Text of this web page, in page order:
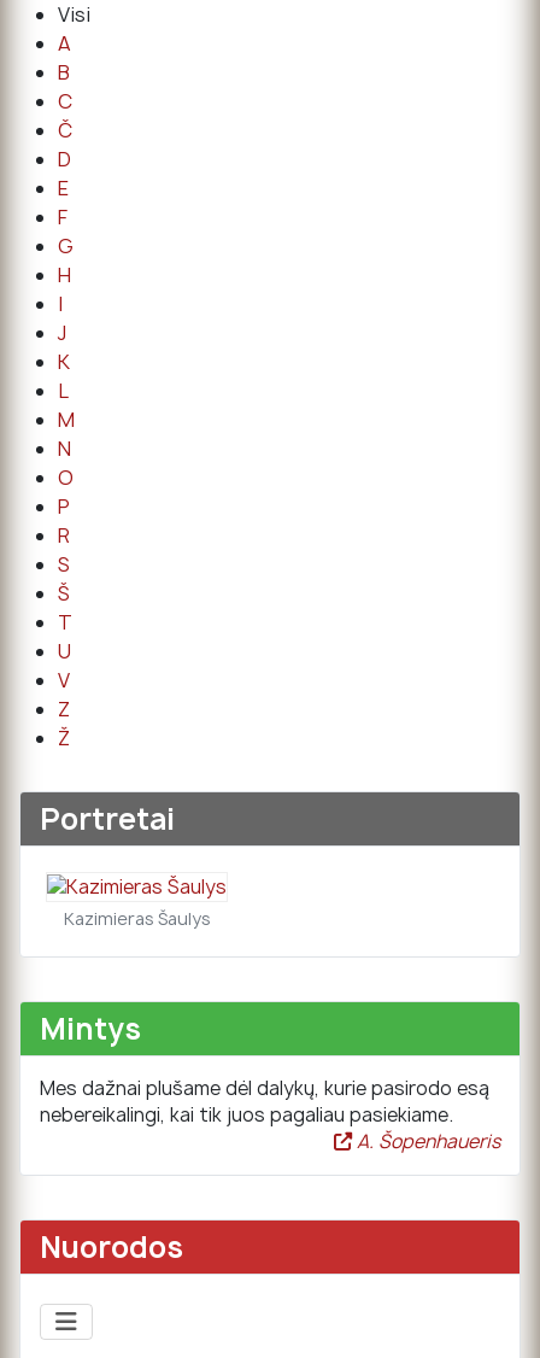
Visi
A
B
C
Č
D
E
F
G
H
I
J
K
L
M
N
O
P
R
S
Š
T
U
V
Z
Ž
Portretai
Kazimieras Šaulys
Mintys
Mes dažnai plušame dėl dalykų, kurie pasirodo esą
nebereikalingi, kai tik juos pagaliau pasiekiame.
A. Šopenhaueris
Nuorodos